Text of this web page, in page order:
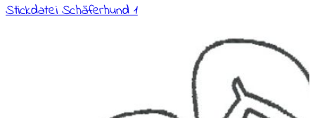
Stickdatei Schäferhund 1